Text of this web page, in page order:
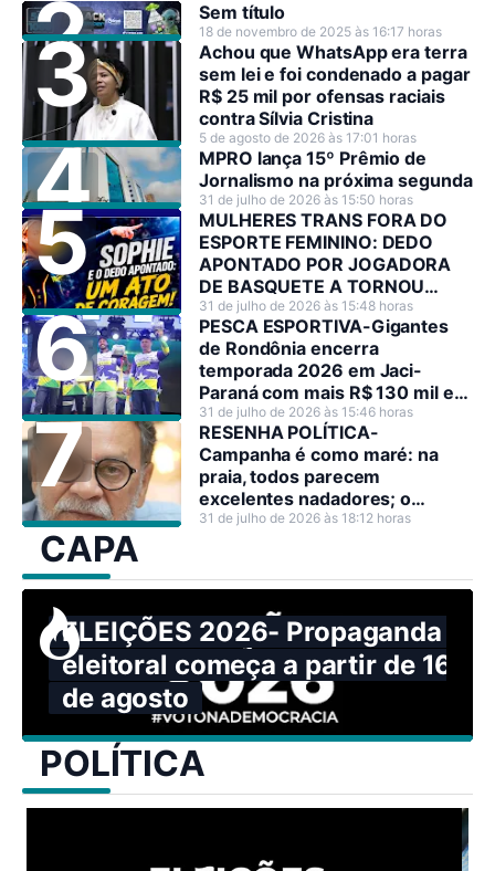
Sem título
18 de novembro de 2025 às 16:17 horas
Achou que WhatsApp era terra
sem lei e foi condenado a pagar
R$ 25 mil por ofensas raciais
contra Sílvia Cristina
5 de agosto de 2026 às 17:01 horas
MPRO lança 15º Prêmio de
Jornalismo na próxima segunda
31 de julho de 2026 às 15:50 horas
MULHERES TRANS FORA DO
ESPORTE FEMININO: DEDO
APONTADO POR JOGADORA
DE BASQUETE A TORNOU
HEROÍNA NO SEU PAÍS
31 de julho de 2026 às 15:48 horas
PESCA ESPORTIVA-Gigantes
de Rondônia encerra
temporada 2026 em Jaci-
Paraná com mais R$ 130 mil em
premiações
31 de julho de 2026 às 15:46 horas
RESENHA POLÍTICA-
Campanha é como maré: na
praia, todos parecem
excelentes nadadores; o
problema surge quando o mar
31 de julho de 2026 às 18:12 horas
CAPA
ELEIÇÕES 2026- Propaganda
eleitoral começa a partir de 16
de agosto
POLÍTICA